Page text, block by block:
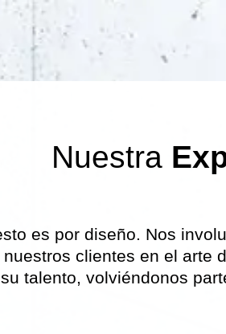
Nuestra
es por diseño. Nos
clientes en el arte
su talento, volviéndonos